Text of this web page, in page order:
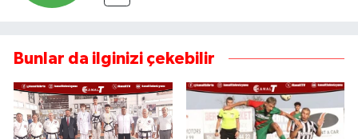
Bunlar da ilginizi çekebilir